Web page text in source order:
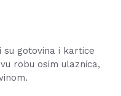
su gotovina i kartice
robu osim ulaznica,